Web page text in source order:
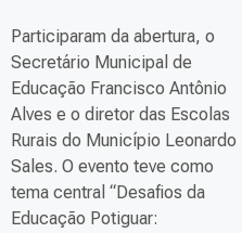
Participaram da abertura, o
Secretário Municipal de
Educação Francisco Antônio
Alves e o diretor das Escolas
Rurais do Município Leonardo
Sales. O evento teve como
tema central “Desafios da
Educação Potiguar: